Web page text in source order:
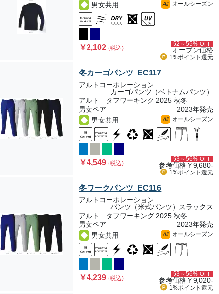
男女共用
All オールシーズン
￥2,102(税込)
52～55% OFF
オープン価格
1%ポイント 還元
冬カーゴパンツ EC117
アルトコーポレーション
カーゴパンツ（ベトナムパンツ）
アルト タフワーキング 2025 秋冬
男女ペア
2023年発売
男女共用
All オールシーズン
￥4,549(税込)
53～56% OFF
参考価格￥9,680-
1%ポイント 還元
冬ワークパンツ EC116
アルトコーポレーション
パンツ（米式パンツ）スラックス
アルト タフワーキング 2025 秋冬
男女ペア
2023年発売
男女共用
All オールシーズン
￥4,239(税込)
53～56% OFF
参考価格￥9,020-
1%ポイント 還元